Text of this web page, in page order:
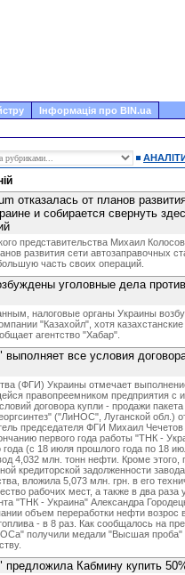
Інформація про BIN.ua
отказалась от планов
и собирается свернуть
представительства Михаил
развития сети автозаправочных
часть своих операций.
уголовные дела
налоговые органы Украины
"Казахойл", хотя
агентство "Хабар".
выполняет все условия
(ФГИ) Украины отмечает
правопреемником предприятия с
договора купли - продажи
("ЛиНОС", Луганской обл.)
председателя ФГИ Михаил
первого года работы "ТНК -
года (с 18 июля прошлого года по 18
4,032 млн. тонн нефти. Кроме этого,
кредиторской задолженности
вложила 5,073 млн. грн. в его
рабочих мест, а также в два
"ТНК - Украина" Александра
объем переработки нефти возрос
- в 8 раз. Как сообщалось на
получили медали "Высшая проба"
предложила Кабмину купить